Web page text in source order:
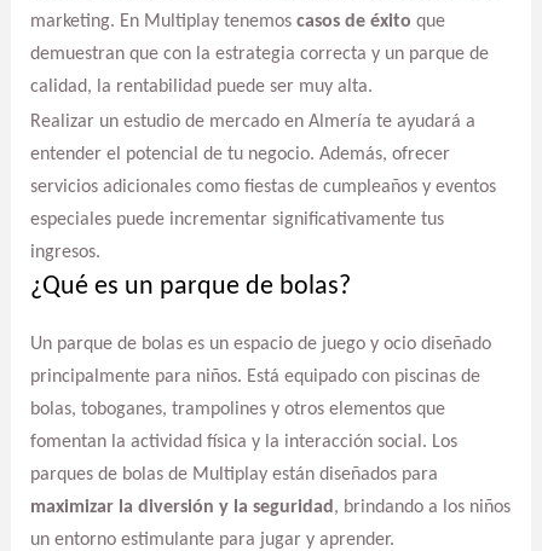
marketing. En Multiplay tenemos casos de éxito que
demuestran que con la estrategia correcta y un parque de
calidad, la rentabilidad puede ser muy alta.
Realizar un estudio de mercado en Almería te ayudará a
entender el potencial de tu negocio. Además, ofrecer
servicios adicionales como fiestas de cumpleaños y eventos
especiales puede incrementar significativamente tus
ingresos.
¿Qué es un parque de bolas?
Un parque de bolas es un espacio de juego y ocio diseñado
principalmente para niños. Está equipado con piscinas de
bolas, toboganes, trampolines y otros elementos que
fomentan la actividad física y la interacción social. Los
parques de bolas de Multiplay están diseñados para
maximizar la diversión y la seguridad , brindando a los niños
un entorno estimulante para jugar y aprender.